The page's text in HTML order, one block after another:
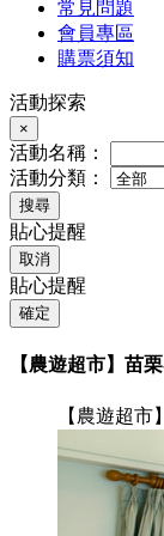
常見問題
會員專區
購票須知
活動探索
×
活動名稱：
活動分類：
搜尋
貼心提醒
取消
貼心提醒
確定
【農遊超市】苗
【農遊超